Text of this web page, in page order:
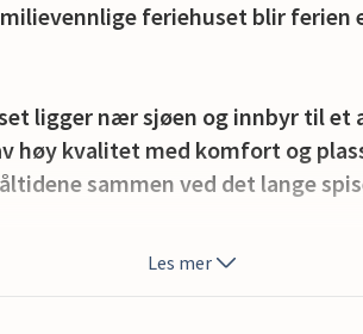
feriehuset blir ferien
ligger nær sjøen og innbyr til et
høy kvalitet med komfort og
sammen ved det lange
med en bok på en av
Les mer